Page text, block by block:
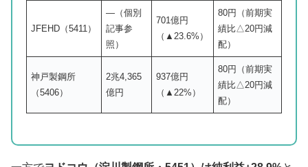
JFEHD（5411）
—（個別
記事参
照）
701億円
（▲23.6%）
80円（前期実
績比△20円減
配）
神戸製鋼所
（5406）
2兆4,365
億円
937億円
（▲22%）
80円（前期実
績比△20円減
配）